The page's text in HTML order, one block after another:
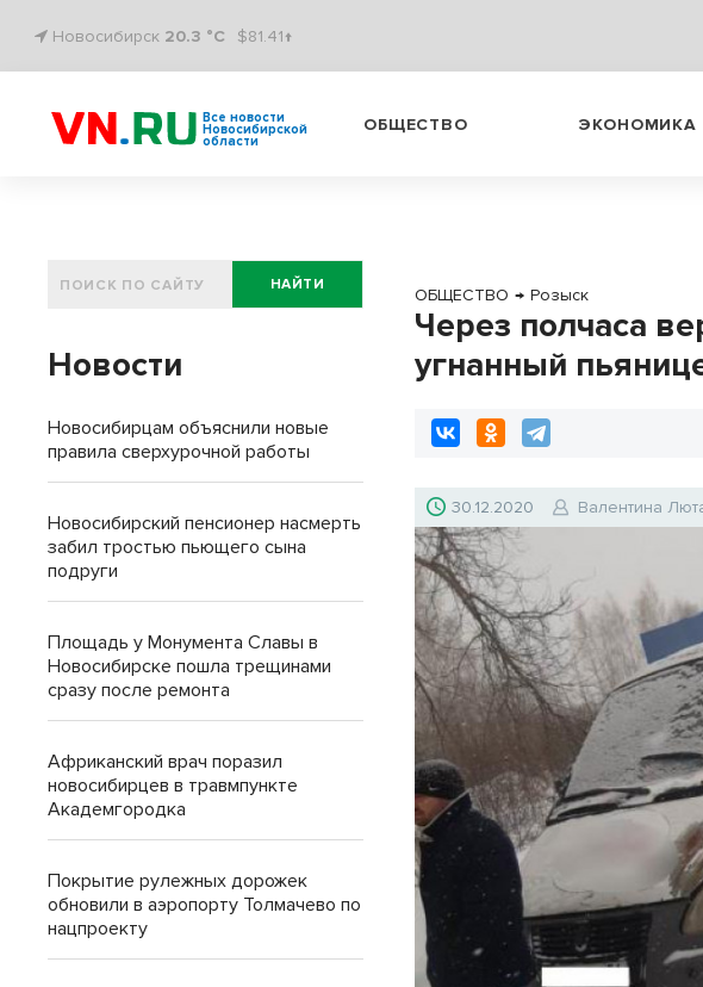
Новосибирск 20.3 °C $81.41↑
Все новости
Новосибирской
области
ОБЩЕСТВО ЭКОНОМИКА
ОБЩЕСТВО → Розыск
Через полчаса
угнанный
30.12.2020 Валентина
НАЙТИ
Новости
Новосибирцам объяснили новые
правила сверхурочной работы
Новосибирский пенсионер насмерть
забил тростью пьющего сына
подруги
Площадь у Монумента Славы в
Новосибирске пошла трещинами
сразу после ремонта
Африканский врач поразил
новосибирцев в травмпункте
Академгородка
Покрытие рулежных дорожек
обновили в аэропорту Толмачево по
нацпроекту